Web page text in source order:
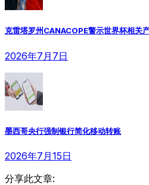
克雷塔罗州CANACOPE警示世界杯相关
2026年7月7日
墨西哥央行强制银行简化移动转账
2026年7月15日
分享此文章: